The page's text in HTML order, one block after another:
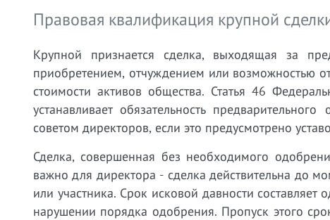
Правовая квалификация крупной
Крупной признается сделка, выходящая за
приобретением, отчуждением или возможностью
стоимости активов общества. Статья 46
устанавливает обязательность
советом директоров, если это предусмотрено
Сделка, совершенная без необходимого
важно для директора - сделка действительна до
или участника. Срок исковой давности
нарушении порядка одобрения. Пропуск этого